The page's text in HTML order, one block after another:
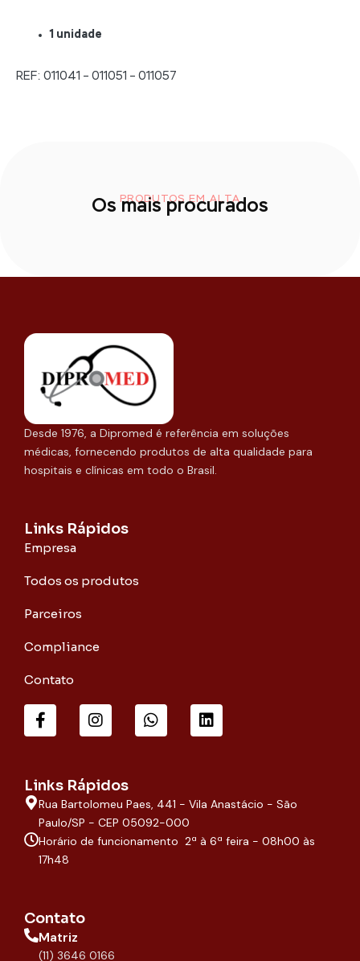
1 unidade
REF: 011041 – 011051 – 011057
PRODUTOS EM ALTA
Os mais procurados
Desde 1976, a Dipromed é referência em soluções
médicas, fornecendo produtos de alta qualidade para
hospitais e clínicas em todo o Brasil.
Links Rápidos
Empresa
Todos os produtos
Parceiros
Compliance
Contato
a
c
o
o
k
-
f
n
s
g
r
a
m
h
a
p
i
n
n
Links Rápidos
Rua Bartolomeu Paes, 441 - Vila Anastácio - São
Paulo/SP - CEP 05092-000
Horário de funcionamento 2ª à 6ª feira - 08h00 às
17h48
Contato
Matriz
(11) 3646 0166